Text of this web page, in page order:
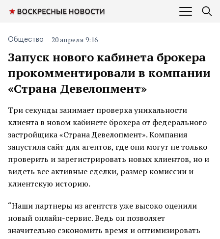
Запуск нового кабинета брокера
прокомментировали в компании
«Страна Девелопмент»
Общество 20 апреля 9:16
Три секунды занимает проверка уникальности
клиента в новом кабинете брокера от федерального
застройщика «Страна Девелопмент». Компания
запустила сайт для агентов, где они могут не только
проверить и зарегистрировать новых клиентов, но и
видеть все активные сделки, размер комиссии и
клиентскую историю.
“Наши партнеры из агентств уже высоко оценили
новый онлайн-сервис. Ведь он позволяет
значительно сэкономить время и оптимизировать